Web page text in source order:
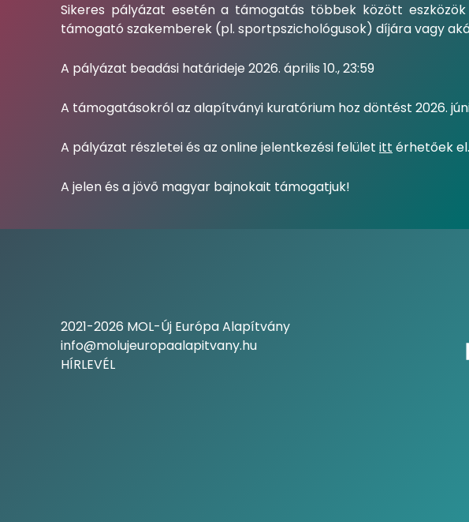
Sikeres pályázat esetén a támogatás többek között
támogató szakemberek (pl. sportpszichológusok) díjára vagy
A pályázat beadási határideje 2026. április 10., 23:59
A támogatásokról az alapítványi kuratórium hoz döntést 2026.
A pályázat részletei és az online jelentkezési felület itt érhetőek el.
A jelen és a jövő magyar bajnokait támogatjuk!
2021-2026 MOL-Új Európa Alapítvány
info@molujeuropaalapitvany.hu
HÍRLEVÉL